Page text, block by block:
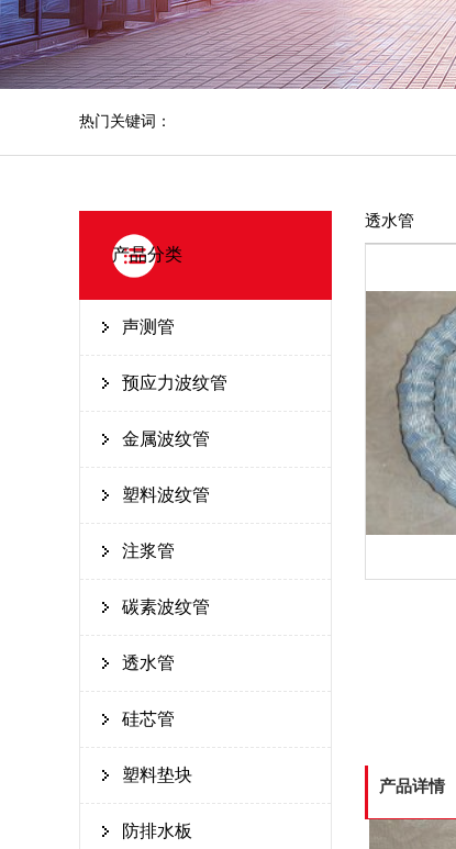
热门关键词：
产品分类
声测管
预应力波纹管
金属波纹管
塑料波纹管
注浆管
碳素波纹管
透水管
硅芯管
塑料垫块
防排水板
透水管
产品详情